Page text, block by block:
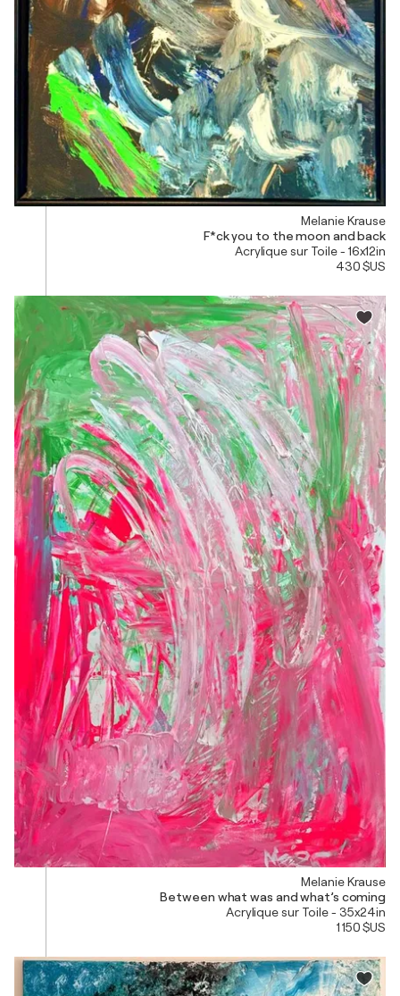
Melanie Krause
F*ck you to the moon and back
Acrylique sur Toile - 16x12in
430 $US
Melanie Krause
Between what was and what’s coming
Acrylique sur Toile - 35x24in
1 150 $US